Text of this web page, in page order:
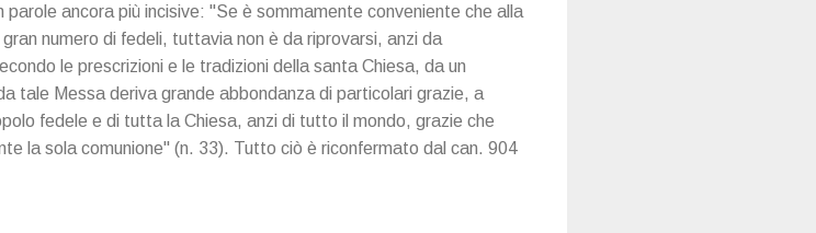
ancora più incisive: "Se è sommamente conveniente che alla
numero di fedeli, tuttavia non è da riprovarsi, anzi da
le prescrizioni e le tradizioni della santa Chiesa, da un
tale Messa deriva grande abbondanza di particolari grazie, a
fedele e di tutta la Chiesa, anzi di tutto il mondo, grazie che
la sola comunione" (n. 33). Tutto ciò è riconfermato dal can. 904